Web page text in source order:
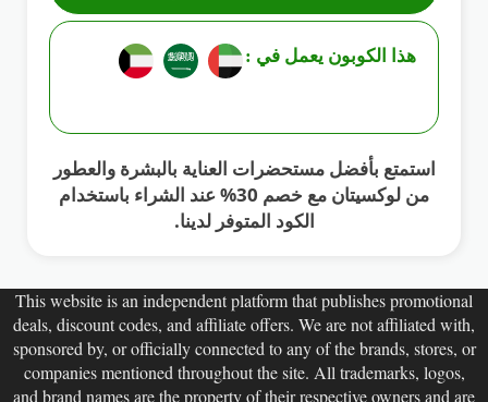
هذا الكوبون يعمل في :
استمتع بأفضل مستحضرات العناية بالبشرة والعطور
من لوكسيتان مع خصم 30% عند الشراء باستخدام
الكود المتوفر لدينا.
This website is an independent platform that publishes promotional
deals, discount codes, and affiliate offers. We are not affiliated with,
sponsored by, or officially connected to any of the brands, stores, or
companies mentioned throughout the site. All trademarks, logos,
and brand names are the property of their respective owners and are